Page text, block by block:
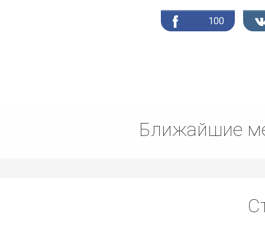
100
Ближайшие